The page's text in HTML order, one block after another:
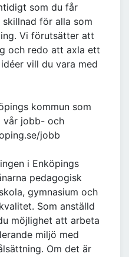
som du får
för alla som
Vi förutsätter att
och redo att axla ett
vill du vara med
kommun som
vår jobb- och
jobb
i Enköpings
pedagogisk
gymnasium och
Som anställd
möjlighet att arbeta
miljö med
Om det är